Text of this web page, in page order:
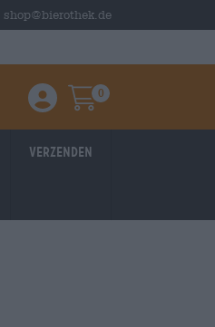
shop@bierothek.de
Einloggen / Anmelden
Warenkorb
0
Verzenden